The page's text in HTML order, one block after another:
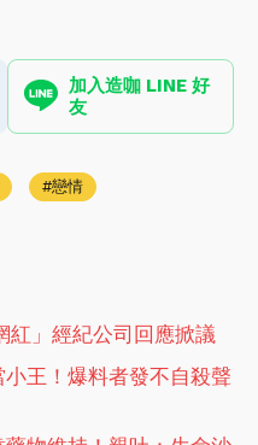
加入造咖 LINE 好
友
戀情
紅」經紀公司回應掀議
王！爆料者發不自殺聲